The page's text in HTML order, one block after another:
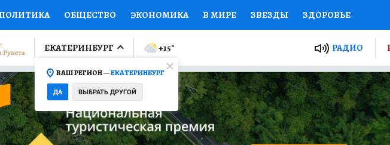
ОБЩЕСТВО ЭКОНОМИКА В МИРЕ ЗВЕЗДЫ ЗДОРОВЬЕ
КОЛУМНИСТЫ ПРОИСШЕСТВИЯ НАЦИОНАЛЬНЫЕ ПРОЕКТЫ РОССИИ
ОТКРЫВАЕМ МИР Я ЗНАЮ СЕМЬЯ ЖЕНСКИЕ СЕКРЕТЫ
ПРОМОКОДЫ СЕРИАЛЫ СПЕЦПРОЕКТЫ ДЕФИЦИТ ЖЕЛЕЗА ТУРИЗМ
КОЛЛЕКЦИИ КОНКУРСЫ РАБОТА У НАС ГИД ПОТРЕБИТЕЛЯ
ЕКАТЕРИНБУРГ
ВАШ РЕГИОН —ЕКАТЕРИНБУРГ
ДА ВЫБРАТЬ ДРУГОЙ
+15° РАДИО